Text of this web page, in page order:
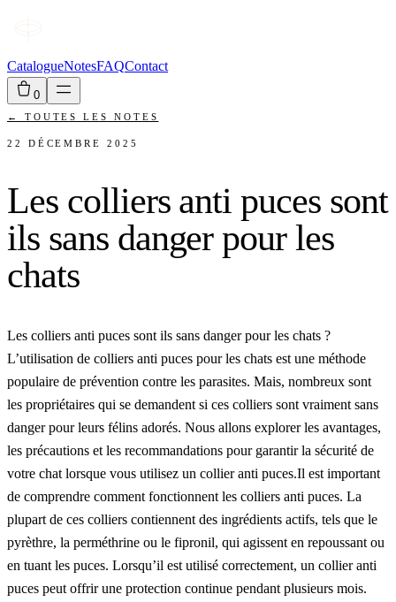
CatalogueNotesFAQContact
0
← TOUTES LES NOTES
22 DÉCEMBRE 2025
Les colliers anti puces sont
ils sans danger pour les
chats
Les colliers anti puces sont ils sans danger pour les chats ?
L’utilisation de colliers anti puces pour les chats est une méthode
populaire de prévention contre les parasites. Mais, nombreux sont
les propriétaires qui se demandent si ces colliers sont vraiment sans
danger pour leurs félins adorés. Nous allons explorer les avantages,
les précautions et les recommandations pour garantir la sécurité de
votre chat lorsque vous utilisez un collier anti puces.Il est important
de comprendre comment fonctionnent les colliers anti puces. La
plupart de ces colliers contiennent des ingrédients actifs, tels que le
pyrèthre, la perméthrine ou le fipronil, qui agissent en repoussant ou
en tuant les puces. Lorsqu’il est utilisé correctement, un collier anti
puces peut offrir une protection continue pendant plusieurs mois.